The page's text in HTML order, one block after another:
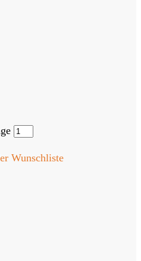
Wunschliste